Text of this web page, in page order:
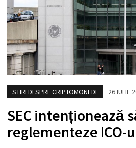
STIRI DESPRE CRIPTOMONEDE 26 IULIE
SEC intenționează
reglementeze ICO-